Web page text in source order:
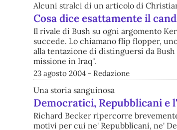
Alcuni stralci di un articolo di
Cosa dice esattamente il
Il rivale di Bush su ogni argomento
succede. Lo chiamano flip flopper,
alla tentazione di distinguersi da
missione in Iraq".
23 agosto 2004 - Redazione
Una storia sanguinosa
Democratici, Repubblicani e
Richard Becker ripercorre
motivi per cui ne' Repubblicani, ne'